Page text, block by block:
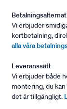
Vi erbjuder
kortbetalning,
alla våra
Leveranssätt
Vi erbjuder både
montering, du
det är tillgängligt.